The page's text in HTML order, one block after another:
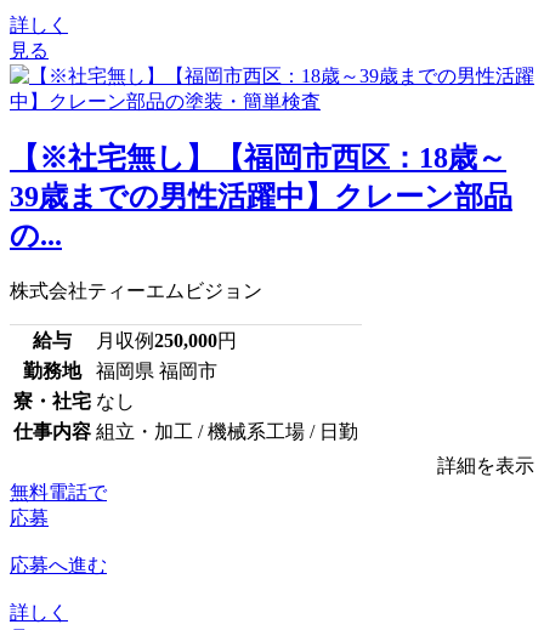
詳しく
見る
【※社宅無し】【福岡市西区：18歳～
39歳までの男性活躍中】クレーン部品
の...
株式会社ティーエムビジョン
給与 月収例250,000円
勤務地
福岡県 福岡市
寮・社宅 なし
仕事内容 組立・加工 / 機械系工場 / 日勤
詳細を表示
無料電話で
応募
応募へ進む
詳しく